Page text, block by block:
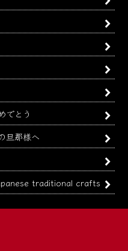
とう
旦那様へ
traditional crafts